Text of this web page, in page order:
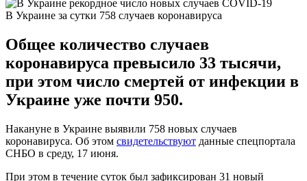
В Украине за сутки 758 случаев коронавируса
Общее количество случаев
коронавируса превысило 33 тысячи,
при этом число смертей от инфекции в
Украине уже почти 950.
Накануне в Украине выявили 758 новых случаев
коронавируса. Об этом свидетельствуют данные спецпортала
СНБО в среду, 17 июня.
При этом в течение суток был зафиксирован 31 новый